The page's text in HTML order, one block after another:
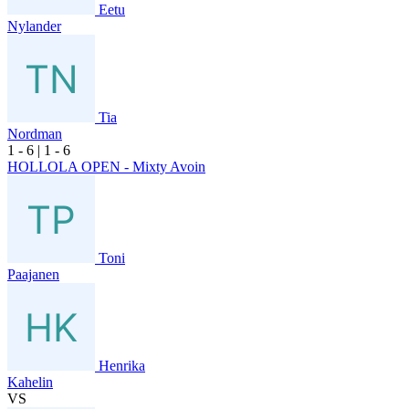
Eetu
Nylander
Tia
Nordman
1 - 6 | 1 - 6
HOLLOLA OPEN - Mixty Avoin
Toni
Paajanen
Henrika
Kahelin
VS